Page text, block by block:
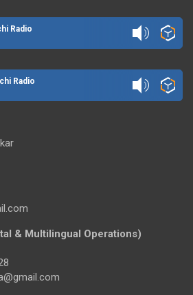
Radio
Radio
& Multilingual Operations)